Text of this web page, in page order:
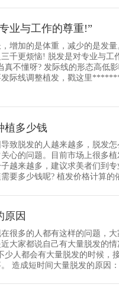
业与工作的尊重!”
增加的是体重，减少的是发
千更烦恼! 脱发是对专业与工
真不懂呀? 发际线的形态高低影
际线调整植发，戳这里
植多少钱
致脱发的人越来越多，脱发
心的问题。目前市场上很多
越来越多，建议求美者们到专
要多少钱呢? 植发价格计算的
原因
很多的人都有这样的问题，
大家都说自己有大量脱发的
少人都会有大量脱发的时候，
造成短时间大量脱发的原因